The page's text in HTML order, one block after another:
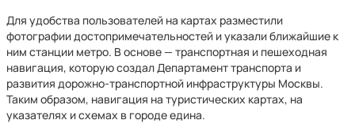
Для удобства пользователей на картах разместили
фотографии достопримечательностей и указали ближайшие к
ним станции метро. В основе — транспортная и пешеходная
навигация, которую создал Департамент транспорта и
развития дорожно-транспортной инфраструктуры Москвы.
Таким образом, навигация на туристических картах, на
указателях и схемах в городе едина.